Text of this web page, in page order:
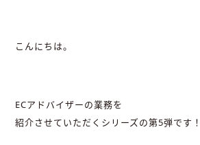
こんにちは。
ECアドバイザーの業務を
紹介させていただくシリーズの第5弾です！